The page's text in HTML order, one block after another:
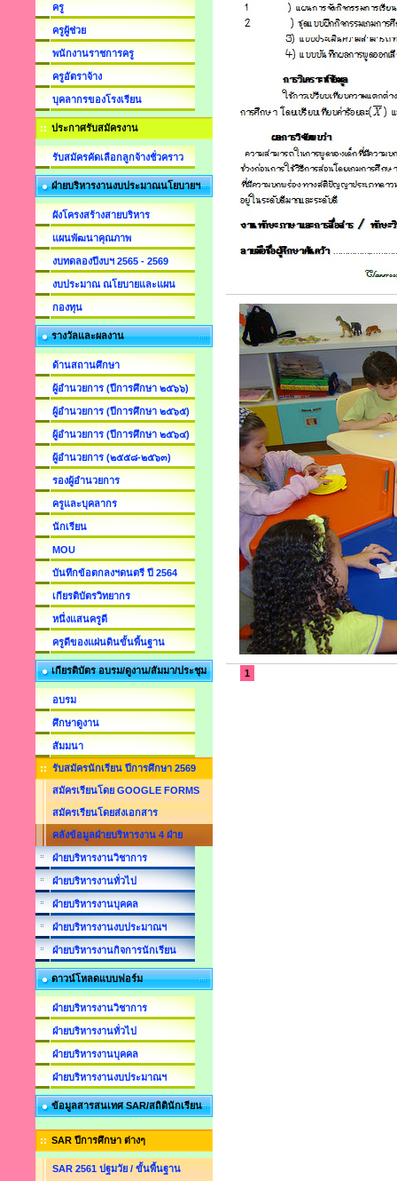
ครู
ครูผู้ช่วย
พนักงานราชการครู
ครูอัตราจ้าง
บุคลากรของโรงเรียน
ประกาศรับสมัครงาน
รับสมัครคัดเลือกลูกจ้างชั่วคราว
ฝ่ายบริหารงานงบประมาณนโยบายฯ
ผังโครงสร้างสายบริหาร
แผนพัฒนาคุณภาพ
งบทดลองปีงบฯ 2565 - 2569
งบประมาณ ณโยบายและแผน
กองทุน
รางวัลและผลงาน
ด้านสถานศึกษา
ผู้อำนวยการ (ปีการศึกษา ๒๕๖๖)
ผู้อำนวยการ (ปีการศึกษา ๒๕๖๕)
ผู้อำนวยการ (ปีการศึกษา ๒๕๖๔)
ผู้อำนวยการ (๒๕๕๘-๒๕๖๓)
รองผู้อำนวยการ
ครูและบุคลากร
นักเรียน
MOU
บันทึกข้อตกลงฯดนตรี ปี 2564
เกียรติบัตรวิทยากร
หนึ่งแสนครูดี
ครูดีของแผ่นดินขั้นพื้นฐาน
เกียรติบัตร อบรม/ดูงาน/สัมมา/ประชุม
อบรม
ศึกษาดูงาน
สัมมนา
รับสมัครนักเรียน ปีการศึกษา 2569
สมัครเรียนโดย GOOGLE FORMS
สมัครเรียนโดยส่งเอกสาร
คลังข้อมูลฝ่ายบริหารงาน 4 ฝ่าย
ฝ่ายบริหารงานวิชาการ
ฝ่ายบริหารงานทั่วไป
ฝ่ายบริหารงานบุคคล
ฝ่ายบริหารงานงบประมาณฯ
ฝ่ายบริหารงานกิจการนักเรียน
ดาวน์โหลดแบบฟอร์ม
ฝ่ายบริหารงานวิชาการ
ฝ่ายบริหารงานทั่วไป
ฝ่ายบริหารงานบุคคล
ฝ่ายบริหารงานงบประมาณฯ
ข้อมูลสารสนเทศ SAR/สถิตินักเรียน
SAR ปีการศึกษา ต่างๆ
SAR 2561 ปฐมวัย / ขั้นพื้นฐาน
1